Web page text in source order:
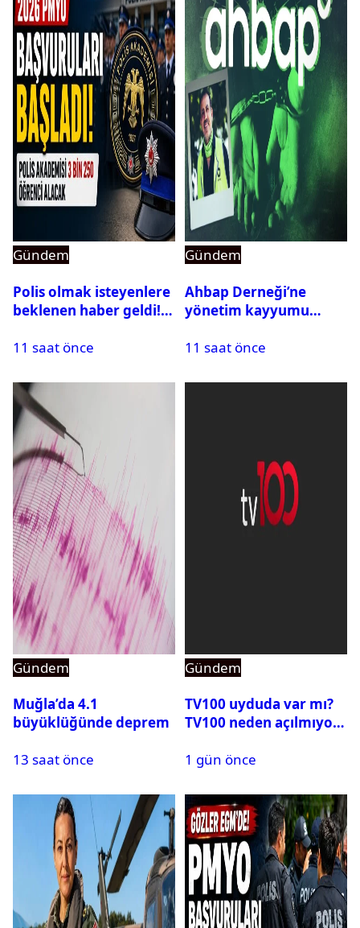
Gündem
Polis olmak isteyenlere
beklenen haber geldi!
11 saat önce
Gündem
Ahbap Derneği’ne
yönetim kayyumu
açıldı
11 saat önce
Gündem
Muğla’da 4.1
büyüklüğünde deprem
13 saat önce
Gündem
TV100 uyduda var mı?
TV100 neden açılmıyor?
1 gün önce